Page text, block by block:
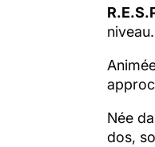
niveau.
Née
dos,